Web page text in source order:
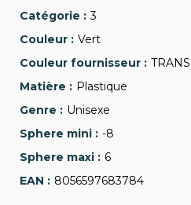
3
Vert
Plastique
Unisexe
-8
6
8056597683784